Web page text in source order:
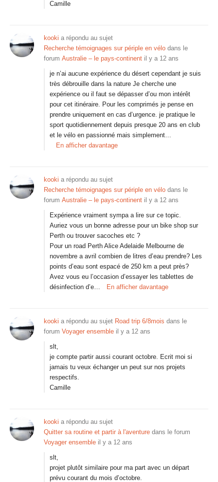
Camille
kooki a répondu au sujet
Recherche témoignages sur périple en vélo dans le
forum Australie – le pays-continent il y a 12 ans
je n’ai aucune expérience du désert cependant je suis
très débrouille dans la nature Je cherche une
expérience ou il faut se dépasser d’ou mon intérêt
pour cet itinéraire. Pour les comprimés je pense en
prendre uniquement en cas d’urgence. je pratique le
sport quotidiennement depuis presque 20 ans en club
et le vélo en passionné mais simplement…
En afficher davantage
kooki a répondu au sujet
Recherche témoignages sur périple en vélo dans le
forum Australie – le pays-continent il y a 12 ans
Expérience vraiment sympa a lire sur ce topic.
Auriez vous un bonne adresse pour un bike shop sur
Perth ou trouver sacoches etc ?
Pour un road Perth Alice Adelaide Melbourne de
novembre a avril combien de litres d’eau prendre? Les
points d’eau sont espacé de 250 km a peut près?
Avez vous eu l’occasion d’essayer les tablettes de
désinfection d’e…
En afficher davantage
kooki a répondu au sujet Road trip 6/8mois dans le
forum Voyager ensemble il y a 12 ans
slt,
je compte partir aussi courant octobre. Ecrit moi si
jamais tu veux échanger un peut sur nos projets
respectifs.
Camille
kooki a répondu au sujet
Quitter sa routine et partir à l'aventure dans le forum
Voyager ensemble il y a 12 ans
slt,
projet plutôt similaire pour ma part avec un départ
prévu courant du mois d’octobre.